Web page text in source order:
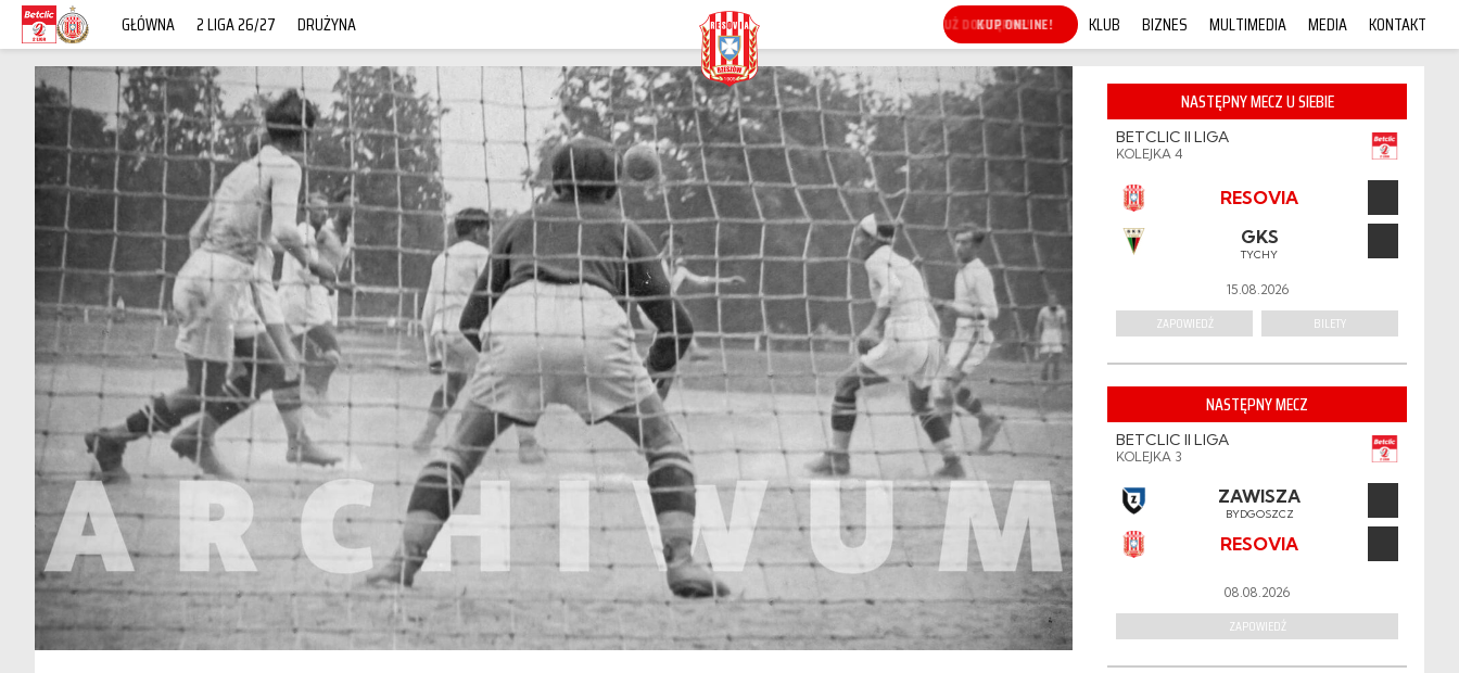
GŁÓWNA 2 LIGA 26/27 DRUŻYNA KUP ONLINE! KLUB BIZNES MULTIMEDIA MEDIA KONTAKT
NASTĘPNY MECZ U SIEBIE
BETCLIC II LIGA
KOLEJKA 4
RESOVIA
GKS
TYCHY
15.08.2026
ZAPOWIEDŹ BILETY
NASTĘPNY MECZ
BETCLIC II LIGA
KOLEJKA 3
ZAWISZA
BYDGOSZCZ
RESOVIA
08.08.2026
ZAPOWIEDŹ